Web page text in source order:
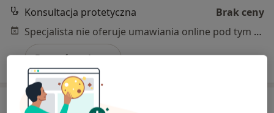
Konsultacja protetyczna
Brak ceny
Specjalista nie oferuje umawiania online pod tym adresem.
Poproś o wizytę